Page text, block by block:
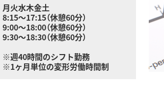
月火水木金土
8:15～17:15（休憩60分）
9:00～18:00（休憩60分）
9:30～18:30（休憩60分）
※週40時間のシフト勤務
※1ヶ月単位の変形労働時間制